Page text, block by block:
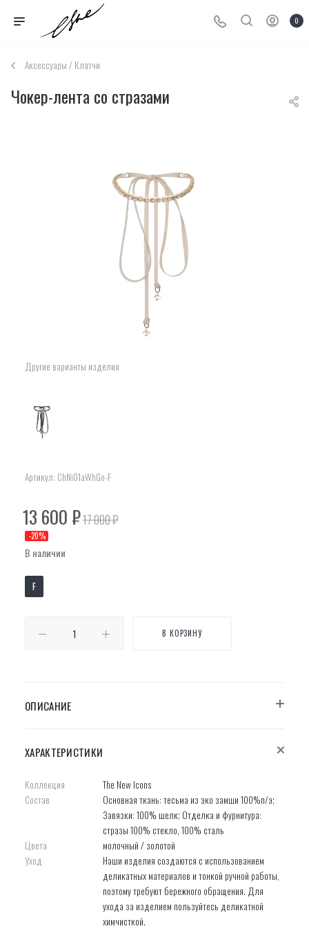
0
Аксессуары / Клатчи
Чокер-лента со стразами
Другие варианты изделия
Артикул: ChNi01aWhGo-F
13 600₽17 000₽
-20%
В наличии
F
В КОРЗИНУ
ОПИСАНИЕ
ХАРАКТЕРИСТИКИ
Коллекция
The New Icons
Состав
Основная ткань: тесьма из эко замши 100%п/э;
Завязки: 100% шелк; Отделка и фурнитура:
стразы 100% стекло, 100% сталь
Цвета
молочный / золотой
Уход
Наши изделия создаются с использованием
деликатных материалов и тонкой ручной работы,
поэтому требуют бережного обращения. Для
ухода за изделием пользуйтесь деликатной
химчисткой.